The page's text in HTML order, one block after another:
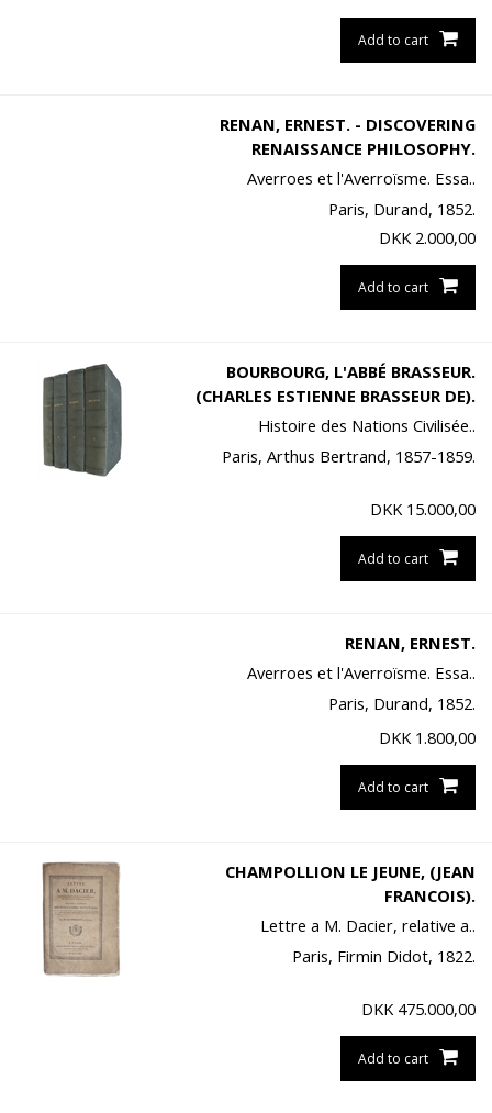
Add to cart
RENAN, ERNEST. - DISCOVERING
RENAISSANCE PHILOSOPHY.
Averroes et l'Averroïsme. Essa..
Paris, Durand, 1852.
DKK 2.000,00
Add to cart
BOURBOURG, L'ABBÉ BRASSEUR.
(CHARLES ESTIENNE BRASSEUR DE).
Histoire des Nations Civilisée..
Paris, Arthus Bertrand, 1857-1859.
DKK 15.000,00
Add to cart
RENAN, ERNEST.
Averroes et l'Averroïsme. Essa..
Paris, Durand, 1852.
DKK 1.800,00
Add to cart
CHAMPOLLION LE JEUNE, (JEAN
FRANCOIS).
Lettre a M. Dacier, relative a..
Paris, Firmin Didot, 1822.
DKK 475.000,00
Add to cart